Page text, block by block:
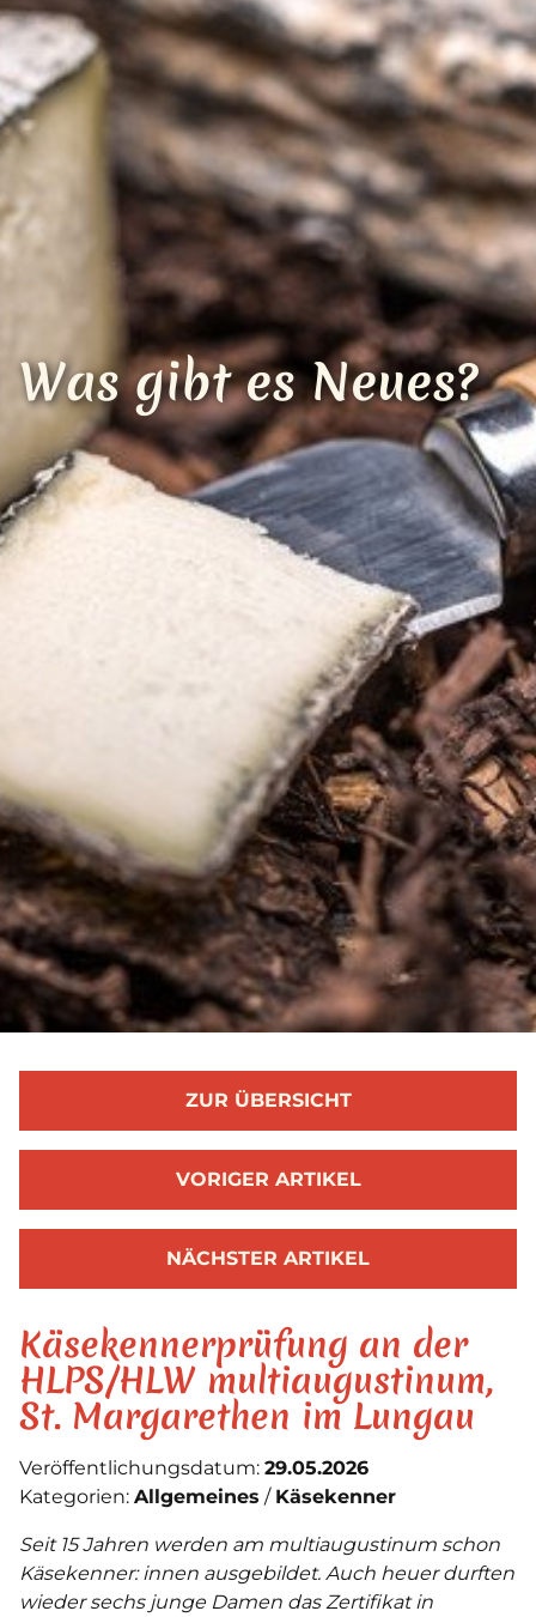
Was gibt es Neues?
Loading...
ZUR ÜBERSICHT
VORIGER ARTIKEL
NÄCHSTER ARTIKEL
Käsekennerprüfung an der
HLPS/HLW multiaugustinum,
St. Margarethen im Lungau
Veröffentlichungsdatum: 29.05.2026
Kategorien: Allgemeines Käsekenner
Seit 15 Jahren werden am multiaugustinum schon
Käsekenner: innen ausgebildet. Auch heuer durften
wieder sechs junge Damen das Zertifikat in